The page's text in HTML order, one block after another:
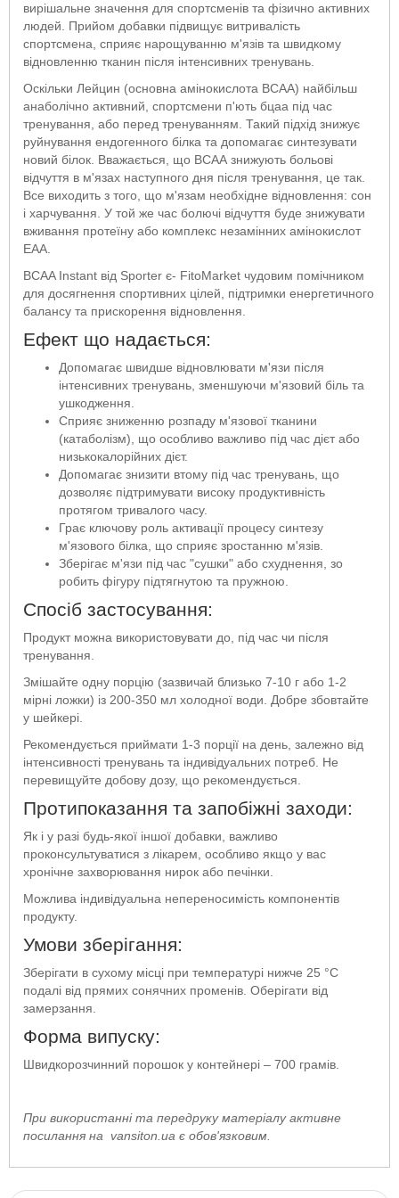
вирішальне значення для спортсменів та фізично активних
людей. Прийом добавки підвищує витривалість
спортсмена, сприяє нарощуванню м'язів та швидкому
відновленню тканин після інтенсивних тренувань.
Оскільки Лейцин (основна амінокислота ВСАА) найбільш
анаболічно активний, спортсмени п'ють бцаа під час
тренування, або перед тренуванням. Такий підхід знижує
руйнування ендогенного білка та допомагає синтезувати
новий білок. Вважається, що ВСАА знижують больові
відчуття в м'язах наступного дня після тренування, це так.
Все виходить з того, що м'язам необхідне відновлення: сон
і харчування. У той же час болючі відчуття буде знижувати
вживання протеїну або комплекс незамінних амінокислот
EAA.
BCAA Instant від Sporter є- FitoMarket чудовим помічником
для досягнення спортивних цілей, підтримки енергетичного
балансу та прискорення відновлення.
Ефект що надається:
Допомагає швидше відновлювати м'язи після
інтенсивних тренувань, зменшуючи м'язовий біль та
ушкодження.
Сприяє зниженню розпаду м'язової тканини
(катаболізм), що особливо важливо під час дієт або
низькокалорійних дієт.
Допомагає знизити втому під час тренувань, що
дозволяє підтримувати високу продуктивність
протягом тривалого часу.
Грає ключову роль активації процесу синтезу
м'язового білка, що сприяє зростанню м'язів.
Зберігає м'язи під час "сушки" або схуднення, зо
робить фігуру підтягнутою та пружною.
Спосіб застосування:
Продукт можна використовувати до, під час чи після
тренування.
Змішайте одну порцію (зазвичай близько 7-10 г або 1-2
мірні ложки) із 200-350 мл холодної води. Добре збовтайте
у шейкері.
Рекомендується приймати 1-3 порції на день, залежно від
інтенсивності тренувань та індивідуальних потреб. Не
перевищуйте добову дозу, що рекомендується.
Протипоказання та запобіжні заходи:
Як і у разі будь-якої іншої добавки, важливо
проконсультуватися з лікарем, особливо якщо у вас
хронічне захворювання нирок або печінки.
Можлива індивідуальна непереносимість компонентів
продукту.
Умови зберігання:
Зберігати в сухому місці при температурі нижче 25 °C
подалі від прямих сонячних променів. Оберігати від
замерзання.
Форма випуску:
Швидкорозчинний порошок у контейнері – 700 грамів.
При використанні та передруку матеріалу активне
посилання на
vansiton.ua є обов'язковим.